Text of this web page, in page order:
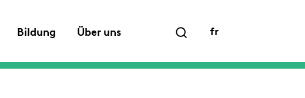
Bildung Über uns fr